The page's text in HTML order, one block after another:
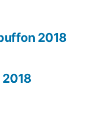
2018